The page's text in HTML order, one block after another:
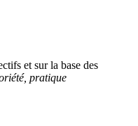
et sur la base des
pratique